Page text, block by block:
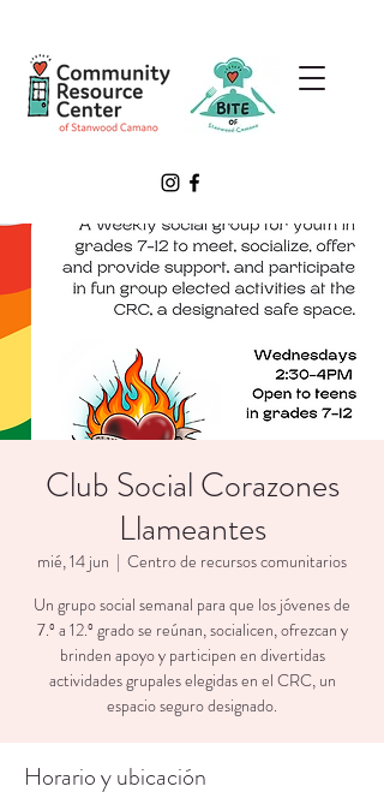
Club Social Corazones
Llameantes
mié, 14 jun
  |
Centro de recursos comunitarios
Un grupo social semanal para que los jóvenes de
7.º a 12.º grado se reúnan, socialicen, ofrezcan y
brinden apoyo y participen en divertidas
actividades grupales elegidas en el CRC, un
espacio seguro designado.
Horario y ubicación